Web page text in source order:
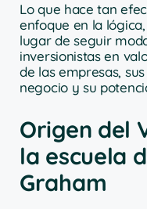
Lo que hace tan
enfoque en la
lugar de seguir
inversionistas en
de las empresas,
negocio y su
Origen del
la escuela
Graham